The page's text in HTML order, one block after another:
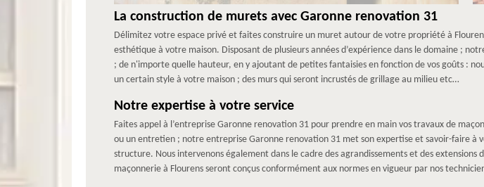
La construction de murets avec Garonne renovation 31
Délimitez votre espace privé et faites construire un muret autour de votre propriété à
esthétique à votre maison. Disposant de plusieurs années d’expérience dans le domaine ;
; de n'importe quelle hauteur, en y ajoutant de petites fantaisies en fonction de vos goûts :
un certain style à votre maison ; des murs qui seront incrustés de grillage au milieu etc…
Notre expertise à votre service
Faites appel à l’entreprise Garonne renovation 31 pour prendre en main vos travaux de
ou un entretien ; notre entreprise Garonne renovation 31 met son expertise et savoir-faire à
structure. Nous intervenons également dans le cadre des agrandissements et des
maçonnerie à Flourens seront conçus conformément aux normes en vigueur par nos